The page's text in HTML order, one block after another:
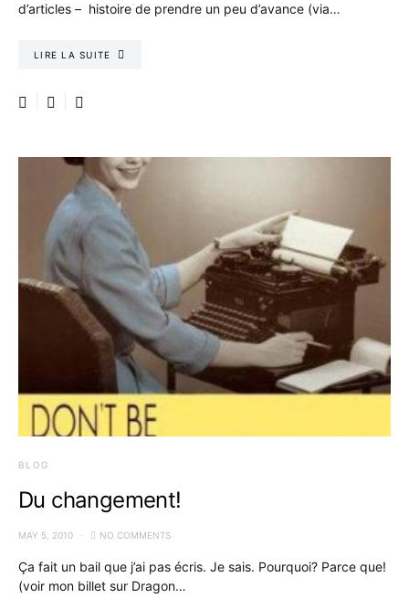
d’articles – histoire de prendre un peu d’avance (via…
LIRE LA SUITE
BLOG
Du changement!
MAY 5, 2010 NO COMMENTS
Ça fait un bail que j’ai pas écris. Je sais. Pourquoi? Parce que!
(voir mon billet sur Dragon…